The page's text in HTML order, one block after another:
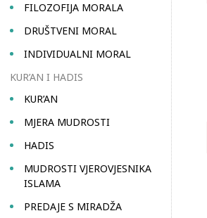
FILOZOFIJA MORALA
DRUŠTVENI MORAL
INDIVIDUALNI MORAL
KUR’AN I HADIS
KUR’AN
MJERA MUDROSTI
HADIS
MUDROSTI VJEROVJESNIKA
ISLAMA
PREDAJE S MIRADŽA